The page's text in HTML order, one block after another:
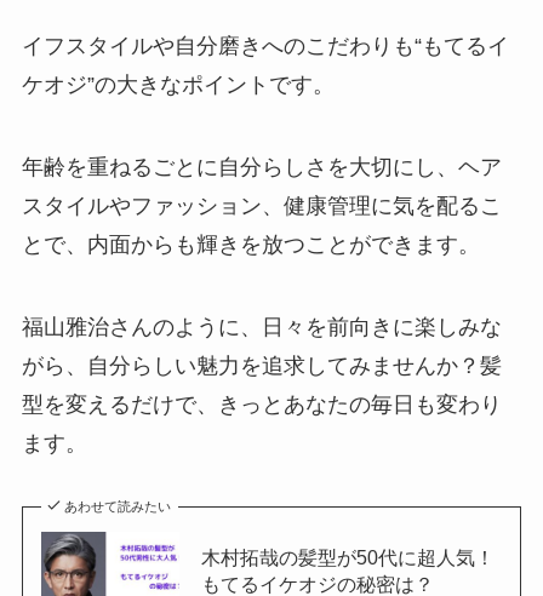
イフスタイルや自分磨きへのこだわりも“もてるイ
ケオジ”の大きなポイントです。
年齢を重ねるごとに自分らしさを大切にし、ヘア
スタイルやファッション、健康管理に気を配るこ
とで、内面からも輝きを放つことができます。
福山雅治さんのように、日々を前向きに楽しみな
がら、自分らしい魅力を追求してみませんか？髪
型を変えるだけで、きっとあなたの毎日も変わり
ます。
あわせて読みたい
木村拓哉の髪型が50代に超人気！
もてるイケオジの秘密は？